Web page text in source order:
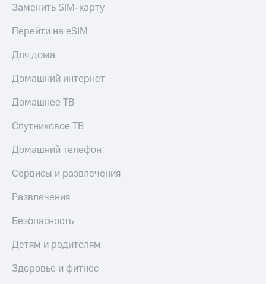
Заменить SIM-карту
Перейти на eSIM
Для дома
Домашний интернет
Домашнее ТВ
Спутниковое ТВ
Домашний телефон
Сервисы и развлечения
Развлечения
Безопасность
Детям и родителям
Здоровье и фитнес